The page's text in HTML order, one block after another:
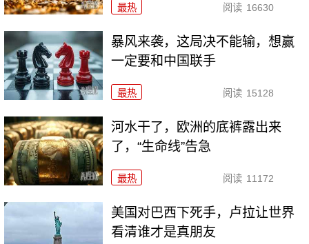
最热 阅读 16630
暴风来袭，这局决不能输，想赢
一定要和中国联手
最热 阅读 15128
河水干了，欧洲的底裤露出来
了，“生命线”告急
最热 阅读 11172
美国对巴西下死手，卢拉让世界
看清谁才是真朋友